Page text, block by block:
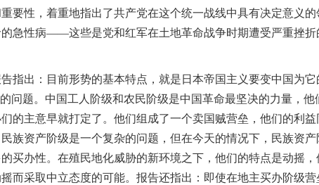
要性，着重地指出了共产党在这个统一战线中具有决定意义
急性病——这些是党和红军在土地革命战争时期遭受严重挫
出：目前形势的基本特点，就是日本帝国主义要变中国为它
问题。中国工人阶级和农民阶级是中国革命最坚决的力量，
的主意早就打定了。他们组成了一个卖国贼营垒，他们的利
族资产阶级是一个复杂的问题，但在今天的情况下，民族资
买办性。在殖民地化威胁的新环境之下，他们的特点是动摇
而采取中立态度的可能。报告还指出：即使在地主买办阶级